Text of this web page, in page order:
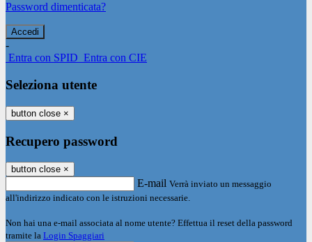
Password dimenticata?
-
Entra con SPID Entra con CIE
Seleziona utente
button close ×
Recupero password
button close ×
E-mail Verrà inviato un messaggio
all'indirizzo indicato con le istruzioni necessarie.
Non hai una e-mail associata al nome utente? Effettua il reset della password
tramite la Login Spaggiari